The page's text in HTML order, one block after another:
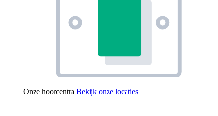
Onze hoorcentra Bekijk onze locaties